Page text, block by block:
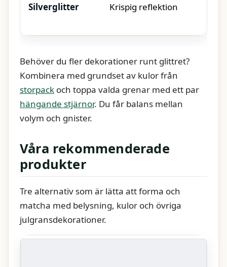
Silverglitter Krispig reflektion
Behöver du fler dekorationer runt glittret?
Kombinera med grundset av kulor från
storpack och toppa valda grenar med ett par
hängande stjärnor. Du får balans mellan
volym och gnister.
Våra rekommenderade
produkter
Tre alternativ som är lätta att forma och
matcha med belysning, kulor och övriga
julgransdekorationer.